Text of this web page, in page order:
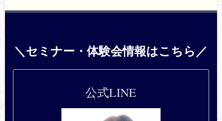
＼セミナー・体験会情報はこちら／
公式LINE